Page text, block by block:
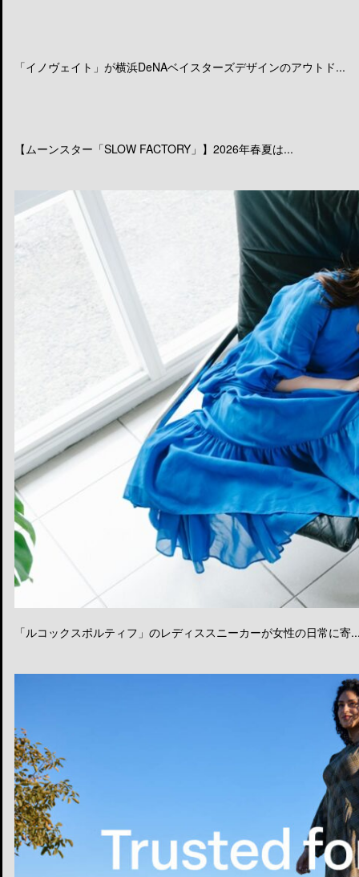
「イノヴェイト」が横浜DeNAベイスターズデザインのアウトド...
【ムーンスター「SLOW FACTORY」】2026年春夏は...
「ルコックスポルティフ」のレディススニーカーが女性の日常に寄